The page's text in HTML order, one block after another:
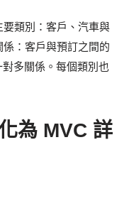
類別：客戶、汽車與
：客戶與預訂之間的
多關係。每個類別也
為 MVC 詳